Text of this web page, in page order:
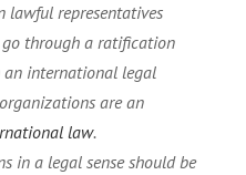
lawful representatives
go through a ratification
an international legal
are an
law.
in a legal sense should be